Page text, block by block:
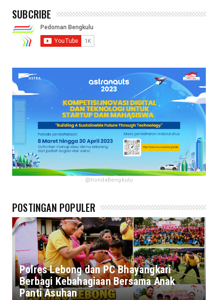
SUBCRIBE
@hondaBengkulu
POSTINGAN POPULER
Polres Lebong dan PC Bhayangkari
Berbagi Kebahagiaan Bersama Anak
Panti Asuhan